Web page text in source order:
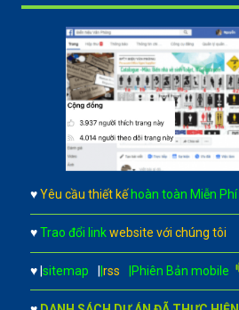
♥ Yêu cầu thiết kế hoàn toàn Miễn Phí
♥ Trao đổi link website với chúng tôi
♥ |sitemap |rss |Phiên Bản mobile